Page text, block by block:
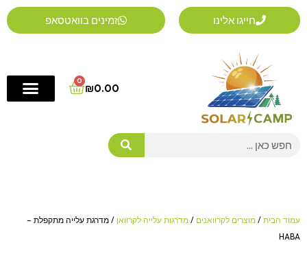
דילוג
לתוכן
חייגו אלינו זמינים בוואטסאפ
₪0.00
0
Cart
Search
עמוד הבית / מוצרים לקרוואנים / מדרגות עלייה לקרוואן / מדרגת עלייה מתקפלת –
HABA